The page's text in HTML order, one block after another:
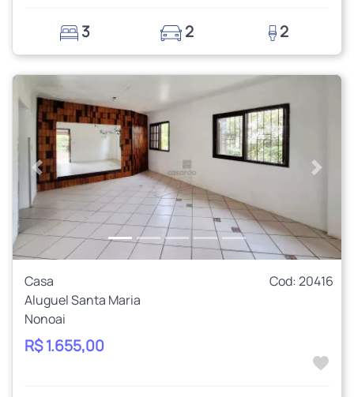
3 2 2
Anterior
Casa
Cod: 20416
Aluguel Santa Maria
Nonoai
R$ 1.655,00